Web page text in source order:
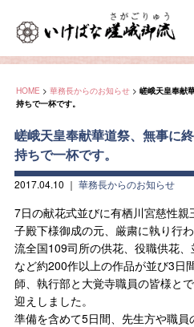
HOME > 華務長からのお知らせ > 嵯峨天皇奉献
持ちで一杯です。
嵯峨天皇奉献華道祭、無事に
持ちで一杯です。
2017.04.10 ｜ 華務長からのお知らせ
7日の献花式並びに有栖川宮慈性
子殿下様御成の元、厳粛に執り行
流全国109司所の供花、役職供花
など約200作以上の作品が並び3日
師、執行部と大覚寺職員の皆様と
迎えしました。
準備を含めて5日間、先生方や職員